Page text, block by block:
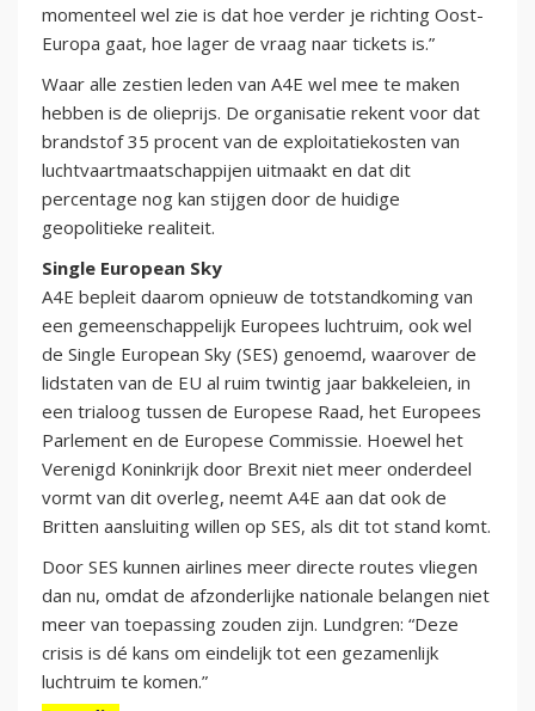
momenteel wel zie is dat hoe verder je richting Oost-
Europa gaat, hoe lager de vraag naar tickets is.”
Waar alle zestien leden van A4E wel mee te maken
hebben is de olieprijs. De organisatie rekent voor dat
brandstof 35 procent van de exploitatiekosten van
luchtvaartmaatschappijen uitmaakt en dat dit
percentage nog kan stijgen door de huidige
geopolitieke realiteit.
Single European Sky
A4E bepleit daarom opnieuw de totstandkoming van
een gemeenschappelijk Europees luchtruim, ook wel
de Single European Sky (SES) genoemd, waarover de
lidstaten van de EU al ruim twintig jaar bakkeleien, in
een trialoog tussen de Europese Raad, het Europees
Parlement en de Europese Commissie. Hoewel het
Verenigd Koninkrijk door Brexit niet meer onderdeel
vormt van dit overleg, neemt A4E aan dat ook de
Britten aansluiting willen op SES, als dit tot stand komt.
Door SES kunnen airlines meer directe routes vliegen
dan nu, omdat de afzonderlijke nationale belangen niet
meer van toepassing zouden zijn. Lundgren: “Deze
crisis is dé kans om eindelijk tot een gezamenlijk
luchtruim te komen.”